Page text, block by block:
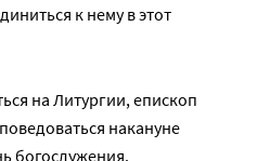
к нему в этот
на Литургии, епископ
накануне
богослужения.